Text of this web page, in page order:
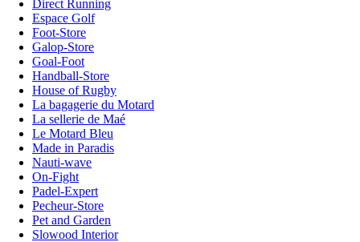
Direct Running
Espace Golf
Foot-Store
Galop-Store
Goal-Foot
Handball-Store
House of Rugby
La bagagerie du Motard
La sellerie de Maé
Le Motard Bleu
Made in Paradis
Nauti-wave
On-Fight
Padel-Expert
Pecheur-Store
Pet and Garden
Slowood Interior